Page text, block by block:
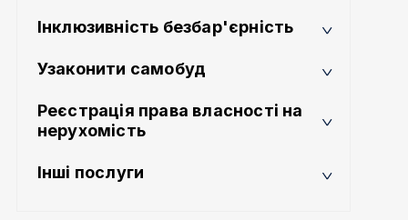
Інклюзивність безбар'єрність
Узаконити самобуд
Реєстрація права власності на
нерухомість
Інші послуги